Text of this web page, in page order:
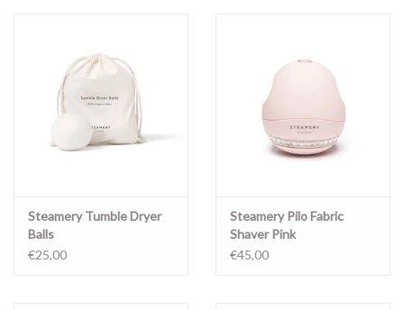
Steamery Tumble Dryer
Balls
€25,00
Steamery Pilo Fabric
Shaver Pink
€45,00